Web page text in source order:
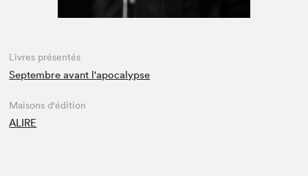
Livres présentés
Septembre avant l'apocalypse
Maisons d'édition
ALIRE